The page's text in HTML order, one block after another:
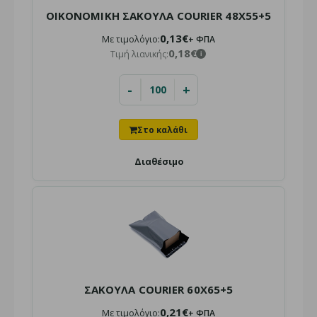
ΣΑΚΟΥΛΑ COURIER 35X45+5
Τιμή χονδρικής:0,10€ + ΦΠΑ
Φάκελοι Courier (Courier Bags): Η επαγγελματική λύση για
ασφαλείς και γρήγορες αποστολές. Σχεδιασμέν..
ΟΙΚΟΝΟΜΙΚΗ ΣΑΚΟΥΛΑ COURIER 48X55+5
Με τιμολόγιο:0,13€+ ΦΠΑ
Τιμή λιανικής:0,18€ i
- +
Διαθέσιμο
ΣΑΚΟΥΛΑ COURIER 60X65+5
Με τιμολόγιο:0,21€+ ΦΠΑ